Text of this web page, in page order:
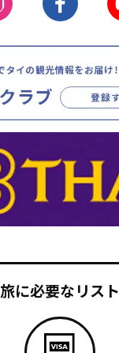
旅に必要なリスト